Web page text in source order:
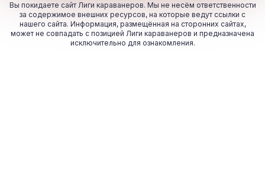
Вы покидаете сайт Лиги караванеров. Мы не несём ответственности
за содержимое внешних ресурсов, на которые ведут ссылки с
нашего сайта. Информация, размещённая на сторонних сайтах,
может не совпадать с позицией Лиги караванеров и предназначена
исключительно для ознакомления.